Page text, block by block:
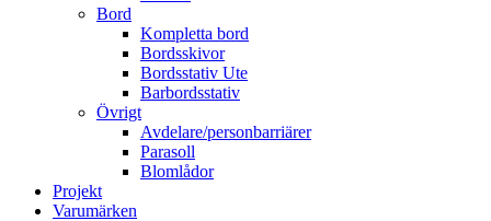
Bord
Kompletta bord
Bordsskivor
Bordsstativ Ute
Barbordsstativ
Övrigt
Avdelare/personbarriärer
Parasoll
Blomlådor
Projekt
Varumärken